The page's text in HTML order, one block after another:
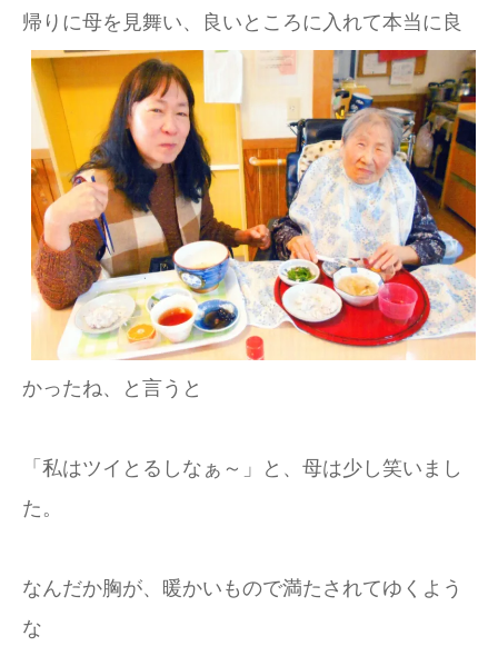
帰りに母を見舞い、 良いところに入れて本当に良
かったね、と言うと
「私はツイとるしなぁ～」と、母は少し笑いまし
た。
なんだか胸が、暖かいもので満たされてゆくよう
な